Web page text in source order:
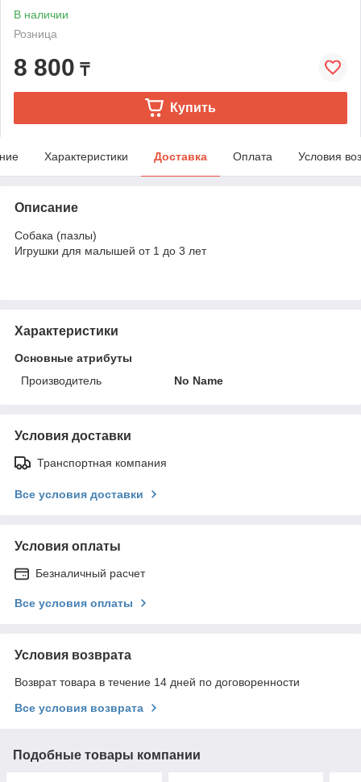
В наличии
Розница
8 800 ₸
Купить
Характеристики Доставка Оплата Условия
Описание
Собака (пазлы)
Игрушки для малышей от 1 до 3 лет
Характеристики
Основные атрибуты
Производитель
No Name
Условия доставки
Транспортная компания
Все условия доставки
Условия оплаты
Безналичный расчет
Все условия оплаты
Условия возврата
Возврат товара в течение 14 дней по договоренности
Все условия возврата
Подобные товары компании